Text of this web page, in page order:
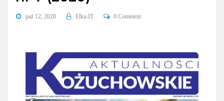
paź 12, 2020 Elka-IT 0 Comment